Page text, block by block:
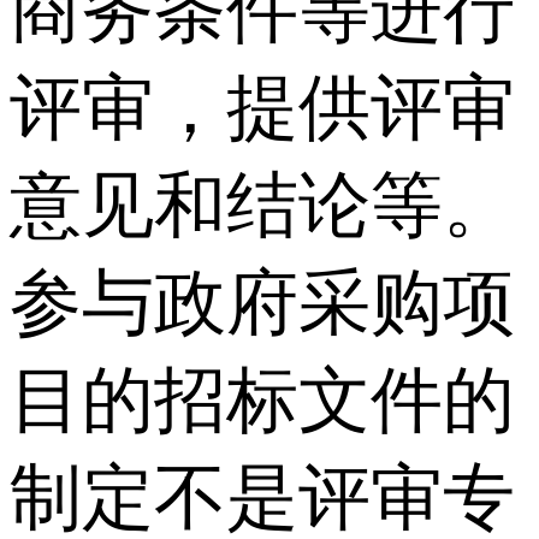
评审，提供评审
意见和结论等。
参与政府采购项
目的招标文件的
制定不是评审专